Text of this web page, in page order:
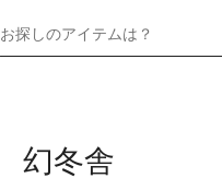
お探しのアイテムは？
幻冬舎